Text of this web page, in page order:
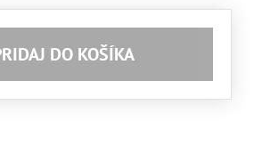
PRIDAJ DO KOŠÍKA